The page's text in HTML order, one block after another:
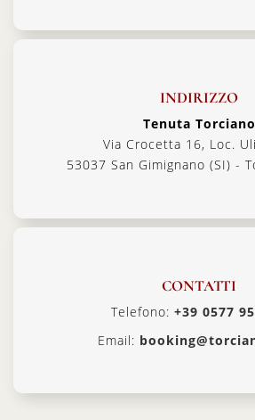
INDIRIZZO
Tenuta Torciano
Via Crocetta 16, Loc.
53037 San Gimignano (SI) -
CONTATTI
Telefono: +39 0577
Email: